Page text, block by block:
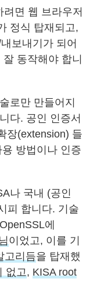
면 웹 브라우저
정식 탑재되고,
보내기가 되어
동작해야 합니
로만 만들어지
다. 공인 인증서
장(extension) 들
방법이나 인증
나 국내 (공인
피 합니다. 기술
에
이었고, 이를 기
고리듬을 탑재했
없고 , KISA root